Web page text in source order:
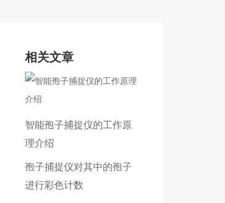
相关文章
智能孢子捕捉仪的工作原
理介绍
孢子捕捉仪对其中的孢子
进行彩色计数